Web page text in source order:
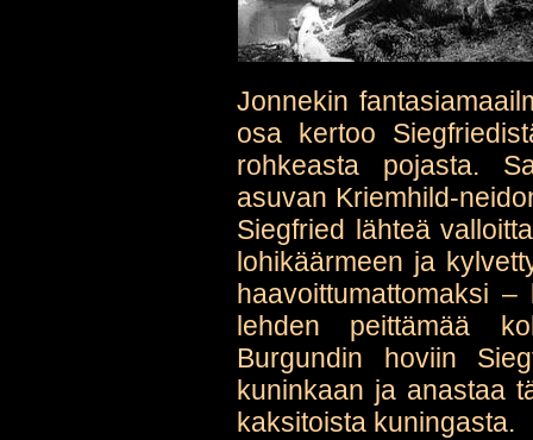
Jonnekin
osa kertoo
rohkeasta pojasta.
asuvan Kriemhild-
Siegfried lähteä
lohikäärmeen ja
haavoittumattomaksi
lehden peittämää
Burgundin hoviin
kuninkaan ja anastaa
kaksitoista kuningasta.